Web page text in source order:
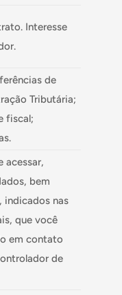
Interesse
de
Tributária;
fiscal;
acessar,
bem
nas
que você
em contato
de